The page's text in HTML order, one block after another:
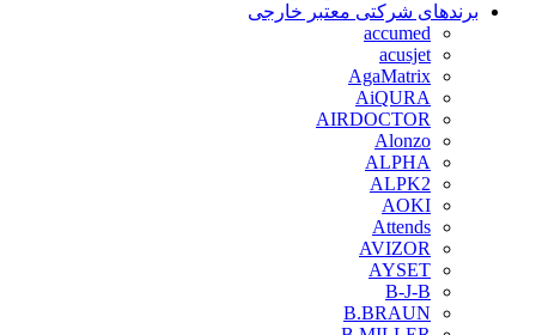
برندهای شرکتی معتبر خارجی
accumed
acusjet
AgaMatrix
AiQURA
AIRDOCTOR
Alonzo
ALPHA
ALPK2
AOKI
Attends
AVIZOR
AYSET
B-J-B
B.BRAUN